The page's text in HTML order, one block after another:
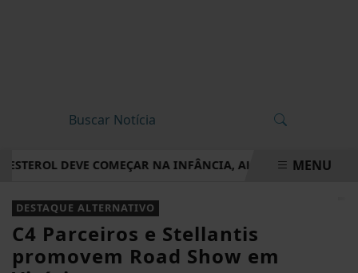
DEVE COMEÇAR NA INFÂNCIA, ALERTA
EM ALTA
MENU
DESTAQUE ALTERNATIVO
C4 Parceiros e Stellantis
promovem Road Show em